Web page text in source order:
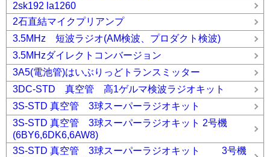
2sk192 la1260
2石直結マイクプリアンプ
3.5MHz 短波ラジオ(AM検波、プロダクト検波)
3.5MHzダイレクトコンバージョン
3A5(電池管)はいぶりっどトランスミッター
3DC-STD 真空管 高1ゲルマ検波ラジオキット
3S-STD 真空管 3球スーパーラジオキット
3S-STD 真空管 3球スーパーラジオキット 2号機
(6BY6,6DK6,6AW8)
3S-STD 真空管 3球スーパーラジオキット 3号機